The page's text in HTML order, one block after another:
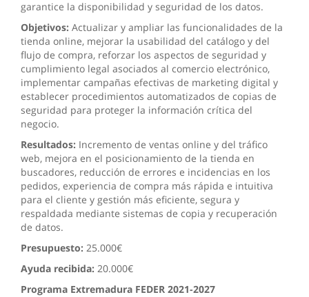
garantice la disponibilidad y seguridad de los datos.
Objetivos: Actualizar y ampliar las funcionalidades de la
tienda online, mejorar la usabilidad del catálogo y del
flujo de compra, reforzar los aspectos de seguridad y
cumplimiento legal asociados al comercio electrónico,
implementar campañas efectivas de marketing digital y
establecer procedimientos automatizados de copias de
seguridad para proteger la información crítica del
negocio.
Resultados: Incremento de ventas online y del tráfico
web, mejora en el posicionamiento de la tienda en
buscadores, reducción de errores e incidencias en los
pedidos, experiencia de compra más rápida e intuitiva
para el cliente y gestión más eficiente, segura y
respaldada mediante sistemas de copia y recuperación
de datos.
Presupuesto: 25.000€
Ayuda recibida: 20.000€
Programa Extremadura FEDER 2021-2027